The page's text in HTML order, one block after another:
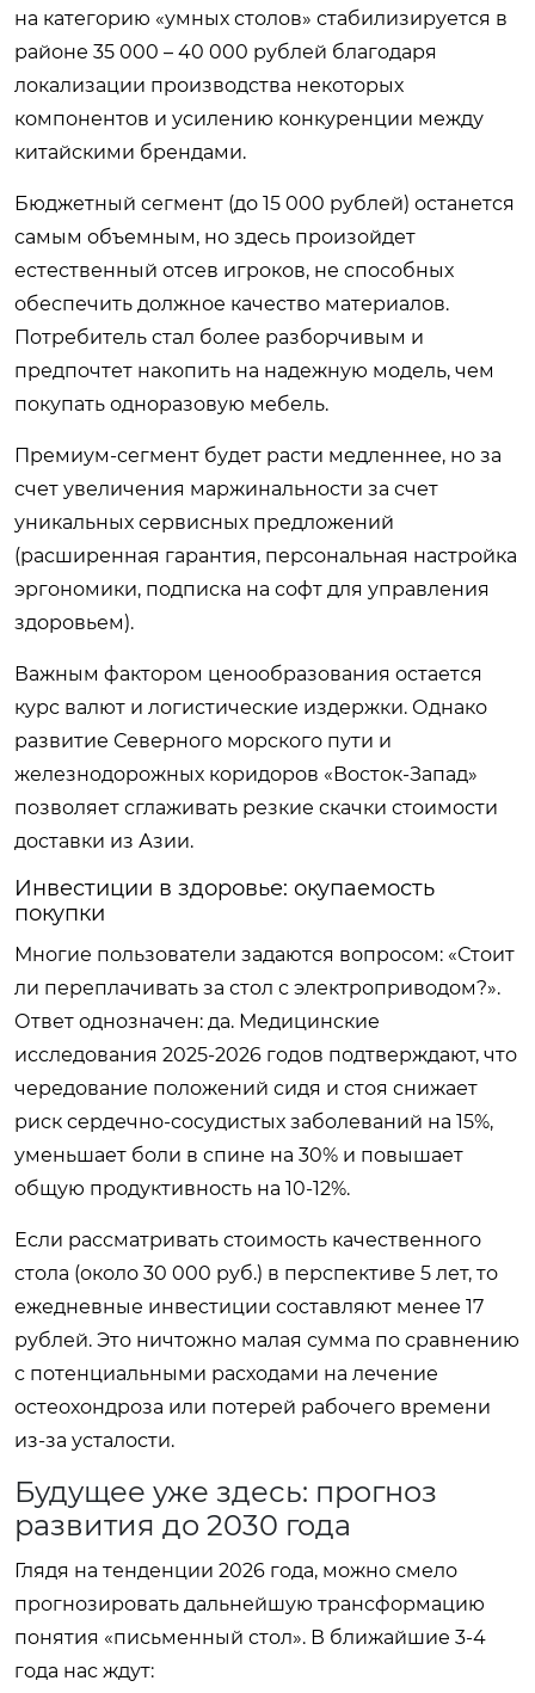
на категорию «умных столов» стабилизируется в
районе 35 000 – 40 000 рублей благодаря
локализации производства некоторых
компонентов и усилению конкуренции между
китайскими брендами.
Бюджетный сегмент (до 15 000 рублей) останется
самым объемным, но здесь произойдет
естественный отсев игроков, не способных
обеспечить должное качество материалов.
Потребитель стал более разборчивым и
предпочтет накопить на надежную модель, чем
покупать одноразовую мебель.
Премиум-сегмент будет расти медленнее, но за
счет увеличения маржинальности за счет
уникальных сервисных предложений
(расширенная гарантия, персональная настройка
эргономики, подписка на софт для управления
здоровьем).
Важным фактором ценообразования остается
курс валют и логистические издержки. Однако
развитие Северного морского пути и
железнодорожных коридоров «Восток-Запад»
позволяет сглаживать резкие скачки стоимости
доставки из Азии.
Инвестиции в здоровье: окупаемость
покупки
Многие пользователи задаются вопросом: «Стоит
ли переплачивать за стол с электроприводом?».
Ответ однозначен: да. Медицинские
исследования 2025-2026 годов подтверждают, что
чередование положений сидя и стоя снижает
риск сердечно-сосудистых заболеваний на 15%,
уменьшает боли в спине на 30% и повышает
общую продуктивность на 10-12%.
Если рассматривать стоимость качественного
стола (около 30 000 руб.) в перспективе 5 лет, то
ежедневные инвестиции составляют менее 17
рублей. Это ничтожно малая сумма по сравнению
с потенциальными расходами на лечение
остеохондроза или потерей рабочего времени
из-за усталости.
Будущее уже здесь: прогноз
развития до 2030 года
Глядя на тенденции 2026 года, можно смело
прогнозировать дальнейшую трансформацию
понятия «письменный стол». В ближайшие 3-4
года нас ждут: